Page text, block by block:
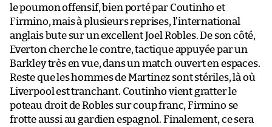
le poumon offensif, bien porté par Coutinho et
Firmino, mais à plusieurs reprises, l’international
anglais bute sur un excellent Joel Robles. De son côté,
Everton cherche le contre, tactique appuyée par un
Barkley très en vue, dans un match ouvert en espaces.
Reste que les hommes de Martinez sont stériles, là où
Liverpool est tranchant. Coutinho vient gratter le
poteau droit de Robles sur coup franc, Firmino se
frotte aussi au gardien espagnol. Finalement, ce sera